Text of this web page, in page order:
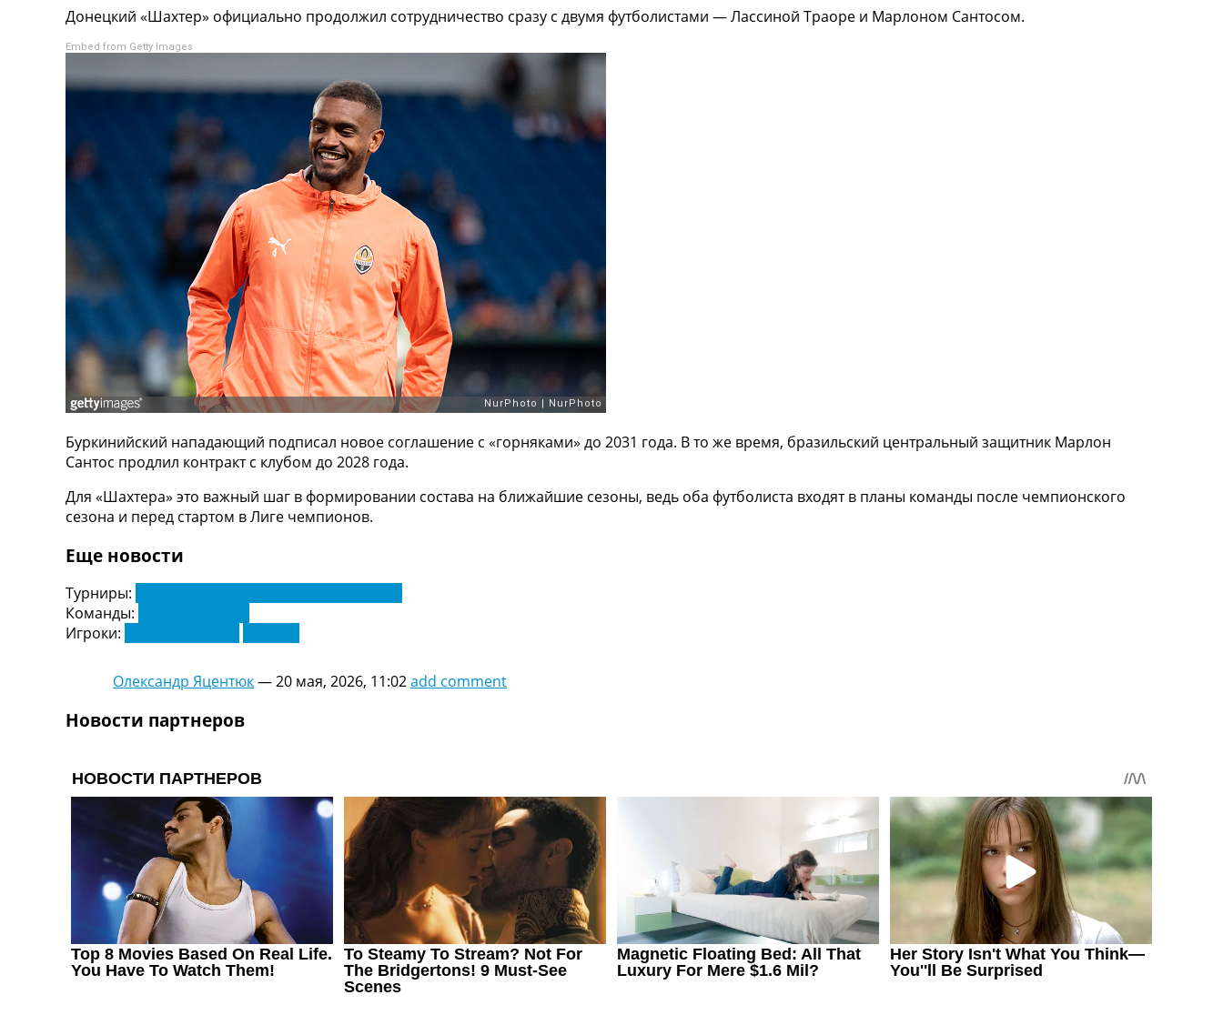
Турниры
Чемпионат Мира
Украина. Премьер-Лига
Украина. Первая Лига
Лига Чемпионов
Англия. Премьер Лига
Испания. Ла Лига
Другие Турниры >>>
Таблицы групп Чемпионата Мира
Украина. Премьер-Лига
Украина. Первая Лига
Лига Чемпионов. Таблицы групп
Англия. Премьер-Лига
Испания. Ла Лига
Все таблицы >>>
Рейтинги
Рейтинг стран УЕФА
Рейтинг клубов УЕФА
Рейтинг ФИФА
ТВ программа
RU
UA
Categories
Главная
Конкурс прогнозов
Логин
Правила
Турниры
Чемпионат Мира
Украина. Премьер-Лига
Украина. Первая Лига
Лига Чемпионов
Англия. Премьер Лига
Испания. Ла Лига
Другие Турниры >>>
Таблицы
Таблицы групп Чемпионата Мира
Украина. Премьер-Лига
Донецкий «Шахтер» официально продолжил сотрудничество сразу с двумя футболистами — Лассиной Траоре и Марлоном Сантосом.
Embed from Getty Images
Буркинийский нападающий подписал новое соглашение с «горняками» до 2031 года. В то же время, бразильский центральный защитник Марлон
Сантос продлил контракт с клубом до 2028 года.
Для «Шахтера» это важный шаг в формировании состава на ближайшие сезоны, ведь оба футболиста входят в планы команды после чемпионского
сезона и перед стартом в Лиге чемпионов.
Еще новости
Турниры:
Команды:
Игроки:
Олександр Яцентюк—20 мая, 2026, 11:02add comment
Новости партнеров